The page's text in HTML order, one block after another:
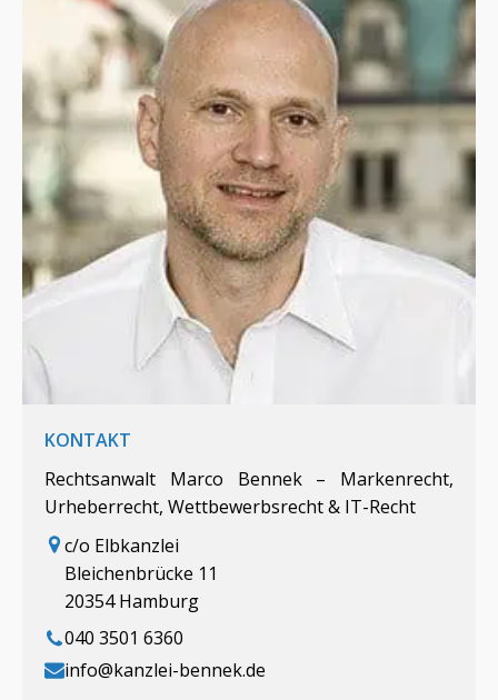
KONTAKT
Rechtsanwalt Marco Bennek – Markenrecht,
Urheberrecht, Wettbewerbsrecht & IT-Recht
c/o Elbkanzlei
Bleichenbrücke 11
20354 Hamburg
040 3501 6360
info@kanzlei-bennek.de